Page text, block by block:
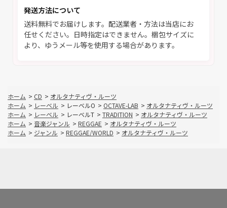
発送方法について
送料無料でお届けします。配送業者・方法は当店にお
任せください。日時指定はできません。梱包サイズに
より、ゆうメール等を使用する場合があります。
ホーム > CD > オルタナティヴ・ルーツ
ホーム > レーベル > レーベルO > OCTAVE-LAB > オルタナティヴ・ルーツ
ホーム > レーベル > レーベルT > TRADITION > オルタナティヴ・ルーツ
ホーム > 音楽ジャンル > REGGAE > オルタナティヴ・ルーツ
ホーム > ジャンル > REGGAE/WORLD > オルタナティヴ・ルーツ